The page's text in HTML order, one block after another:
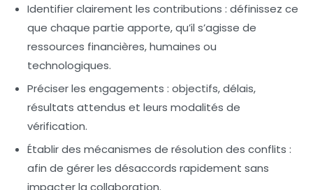
Identifier clairement les contributions : définissez ce
que chaque partie apporte, qu’il s’agisse de
ressources financières, humaines ou
technologiques.
Préciser les engagements : objectifs, délais,
résultats attendus et leurs modalités de
vérification.
Établir des mécanismes de résolution des conflits :
afin de gérer les désaccords rapidement sans
impacter la collaboration.